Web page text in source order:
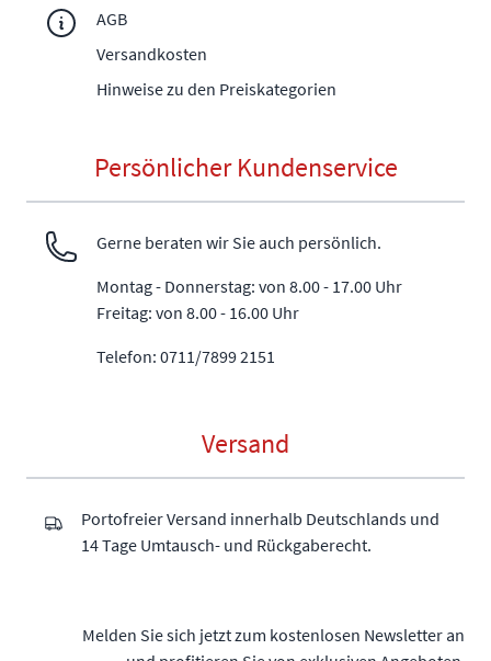
AGB
Versandkosten
Hinweise zu den Preiskategorien
Persönlicher Kundenservice
Gerne beraten wir Sie auch persönlich.
Montag - Donnerstag: von 8.00 - 17.00 Uhr
Freitag: von 8.00 - 16.00 Uhr
Telefon: 0711/7899 2151
Versand
Portofreier Versand innerhalb Deutschlands und
14 Tage Umtausch- und Rückgaberecht.
Melden Sie sich jetzt zum kostenlosen Newsletter an